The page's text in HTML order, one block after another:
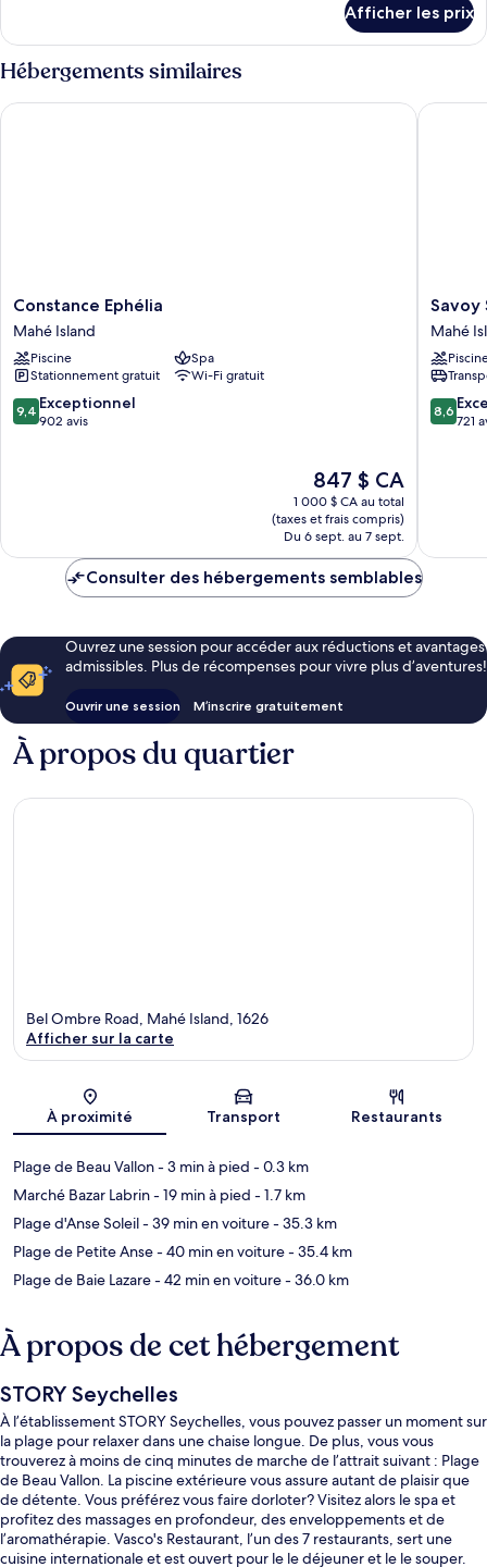
(with
Garden)
Suite
familiale
(with
Afficher les prix
Hébergements similaires
Constance
Ephélia
Mahé
Island
Constance Ephélia
Mahé Island
Piscine
Spa
Stationnement gratuit
Wi-Fi gratuit
9.4
sur
9,4 Exceptionnel
902 avis
Le
prix
est
de
847 $ CA
847 $ CA
1 000 $ CA au total
(taxes et frais compris)
Du 6 sept. au 7 sept.
Constance Ephélia
Savoy
Resort
&
Spa
Mahé
Island
Savoy
Mahé
8.6
sur
8,6
721
Savoy
Consulter des hébergements semblables
Ouvrez une session pour accéder aux réductions et avantages
admissibles. Plus de récompenses pour vivre plus d’aventures!
Ouvrir une session M’inscrire gratuitement
À propos du quartier
Carte
Bel Ombre Road, Mahé Island, 1626
Afficher sur la carte
À proximité Transport Restaurants
Plage de Beau Vallon- 3 min à pied - 0.3 km
Marché Bazar Labrin- 19 min à pied - 1.7 km
Plage d'Anse Soleil- 39 min en voiture- 35.3 km
Plage de Petite Anse- 40 min en voiture- 35.4 km
Plage de Baie Lazare- 42 min en voiture- 36.0 km
À propos de cet hébergement
STORY Seychelles
À l’établissement STORY Seychelles, vous pouvez passer un moment sur
la plage pour relaxer dans une chaise longue. De plus, vous vous
trouverez à moins de cinq minutes de marche de l’attrait suivant : Plage
de Beau Vallon. La piscine extérieure vous assure autant de plaisir que
de détente. Vous préférez vous faire dorloter? Visitez alors le spa et
profitez des massages en profondeur, des enveloppements et de
l’aromathérapie. Vasco's Restaurant, l’un des 7 restaurants, sert une
cuisine internationale et est ouvert pour le le déjeuner et le le souper.